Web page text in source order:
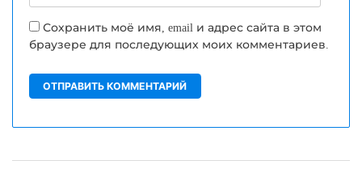
Сохранить моё имя, email и адрес сайта в этом
браузере для последующих моих комментариев.